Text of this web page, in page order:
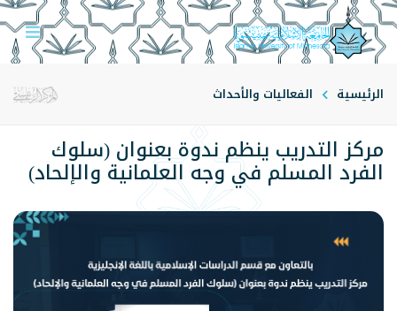
الرئيسية الفعاليات والأحداث
مركز التدريب ينظم ندوة بعنوان (سلوك
الفرد المسلم في وجه العلمانية والإلحاد)